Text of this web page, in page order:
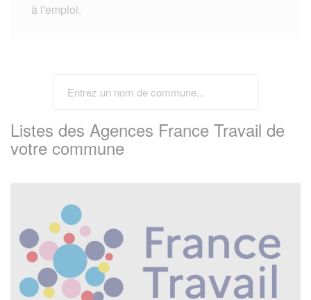
à l'emploi.
Listes des Agences France Travail de
votre commune